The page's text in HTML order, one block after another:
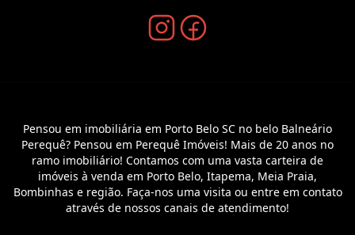
Pensou em imobiliária em Porto Belo SC no belo Balneário
Perequê? Pensou em Perequê Imóveis! Mais de 20 anos no
ramo imobiliário! Contamos com uma vasta carteira de
imóveis à venda em Porto Belo, Itapema, Meia Praia,
Bombinhas e região. Faça-nos uma visita ou entre em contato
através de nossos canais de atendimento!